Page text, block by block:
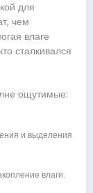
для
чем
влаге
сталкивался
ощутимые:
и выделения
влаги.